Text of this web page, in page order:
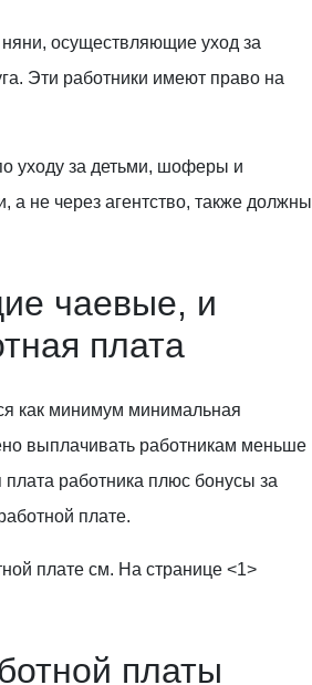
осуществляющие уход за
Эти работники имеют право на
уходу за детьми, шоферы и
а не через агентство, также должны
чаевые, и
плата
как минимум минимальная
выплачивать работникам меньше
плата работника плюс бонусы за
плате.
плате см. На странице <1>
платы